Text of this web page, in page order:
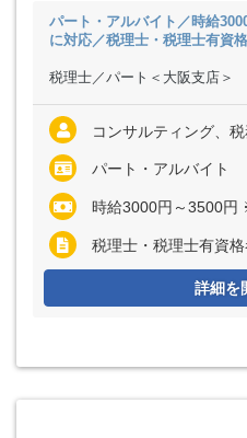
パート・アルバイト／時給
に対応／税理士・税理士有資
税理士／パート＜大阪支店＞
コンサルティング、
パート・アルバイト
時給3000円～3500円 ※経験・
税理士・税理士有資格
詳細を